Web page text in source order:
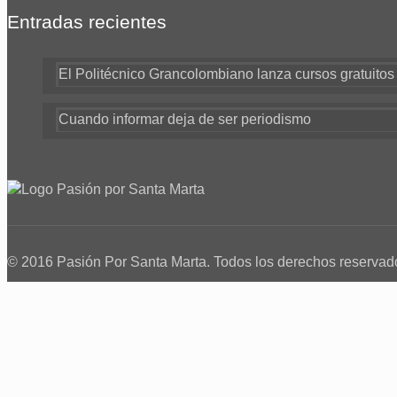
Entradas recientes
El Politécnico Grancolombiano lanza cursos
Cuando informar deja de ser periodismo
© 2016 Pasión Por Santa Marta. Todos los derechos